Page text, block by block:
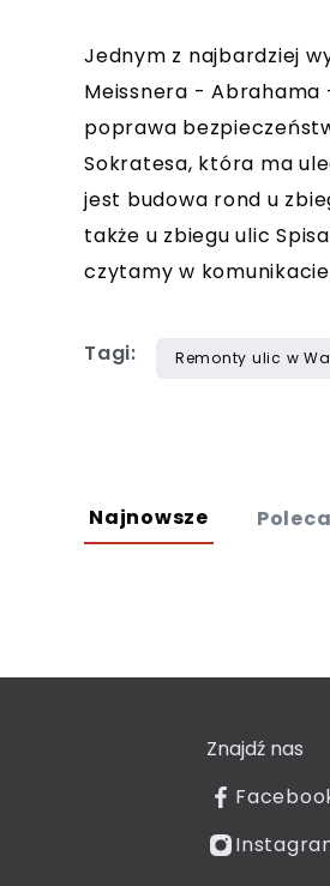
Jednym z najbardziej
Meissnera - Abrahama
poprawa
Sokratesa, która ma
jest budowa rond u
także u zbiegu ulic
czytamy w komunikacie
Tagi: Remonty ulic w
Najnowsze
Znajdź nas